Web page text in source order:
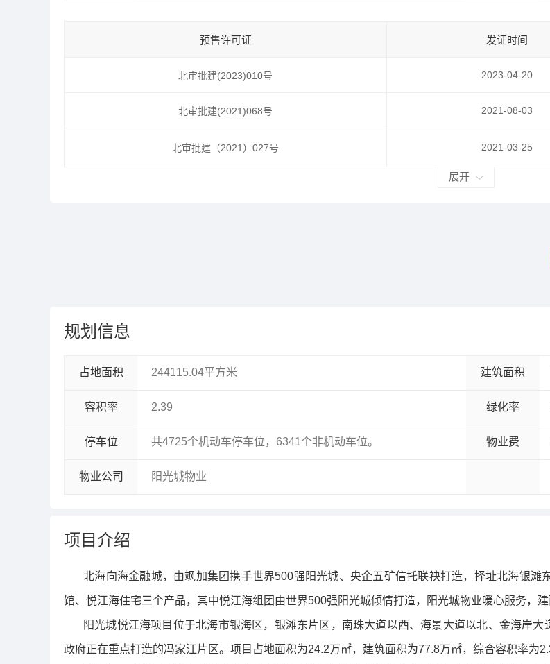
预售许可证 发证时间
北审批建(2023)010号 2023-04-20
北审批建(2021)068号 2021-08-03
北审批建（2021）027号 2021-03-25
展开
规划信息
占地面积 244115.04平方米 建筑面积
容积率 2.39 绿化率
停车位 共4725个机动车停车位，6341个非机动车位。 物业费
物业公司 阳光城物业
项目介绍
北海向海金融城，由飒加集团携手世界500强阳光城、央企五矿信托联袂打造，择址北海银
馆、悦江海住宅三个产品，其中悦江海组团由世界500强阳光城倾情打造，阳光城物业暖心服务，
阳光城悦江海项目位于北海市银海区，银滩东片区，南珠大道以西、海景大道以北、金海岸
政府正在重点打造的冯家江片区。项目占地面积为24.2万㎡，建筑面积为77.8万㎡，综合容积率为